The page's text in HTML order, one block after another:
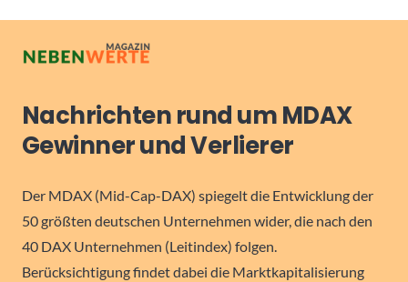
Nachrichten rund um MDAX
Gewinner und Verlierer
Der MDAX (Mid-Cap-DAX) spiegelt die Entwicklung der
50 größten deutschen Unternehmen wider, die nach den
40 DAX Unternehmen (Leitindex) folgen.
Berücksichtigung findet dabei die Marktkapitalisierung